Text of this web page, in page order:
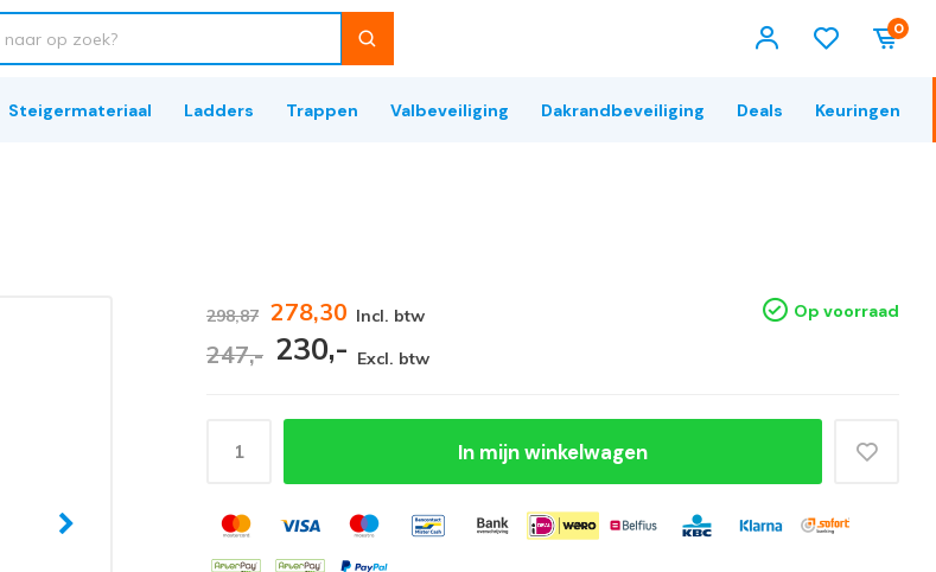
0
Steigermateriaal Ladders Trappen Valbeveiliging Dakrandbeveiliging Deals Keuringen
298,87 278,30 Incl. btw
247,- 230,- Excl. btw
Op voorraad
In mijn winkelwagen